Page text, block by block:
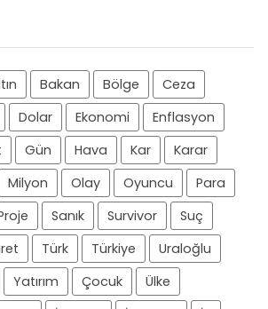
Bakan Bölge
Ceza
Dolar Ekonomi
Enflasyon
Gün Hava Kar
Karar
Milyon Olay Oyuncu
Para
Sanık Survivor
Suç
Türk Türkiye
Uraloğlu
Yatırım Çocuk
Ülke